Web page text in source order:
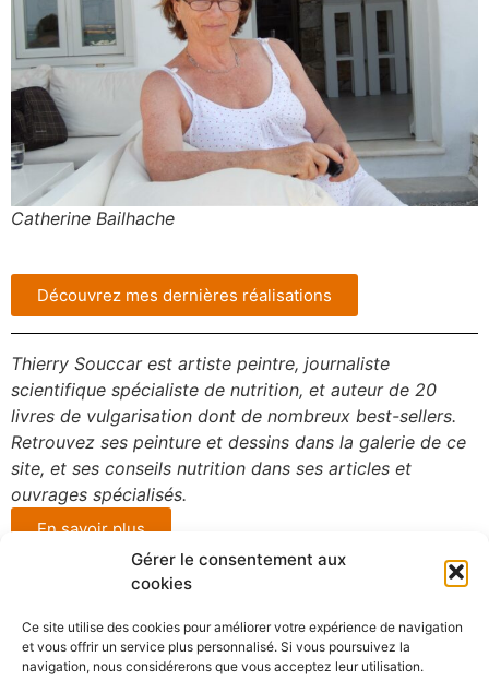
Gérer le consentement aux
cookies
Ce site utilise des cookies pour améliorer votre expérience de navigation
et vous offrir un service plus personnalisé. Si vous poursuivez la
navigation, nous considérerons que vous acceptez leur utilisation.
Catherine Bailhache
Découvrez mes dernières réalisations
Thierry Souccar est artiste peintre, journaliste
scientifique spécialiste de nutrition, et auteur de 20
livres de vulgarisation dont de nombreux best-sellers.
Retrouvez ses peinture et dessins dans la galerie de ce
site, et ses conseils nutrition dans ses articles et
ouvrages spécialisés.
En savoir plus
Mentions légales
Politique de confidentialité
Conditions générales de vente